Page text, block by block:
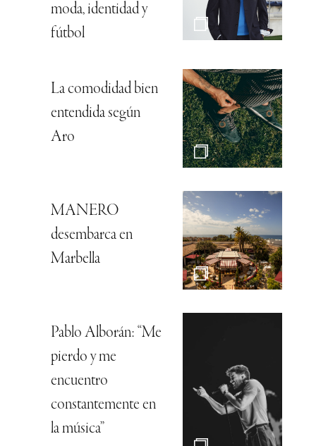
moda, identidad y
fútbol
La comodidad bien
entendida según
Aro
MANERO
desembarca en
Marbella
Pablo Alborán: “Me
pierdo y me
encuentro
constantemente en
la música”